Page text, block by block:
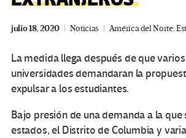
julio 18, 2020 Noticias América del Norte,
La medida llega después de que
universidades demandaran la
expulsar a los estudiantes.
Bajo presión de una demanda a la que
estados, el Distrito de Columbia y